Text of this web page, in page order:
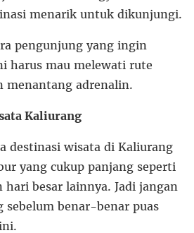
menarik untuk dikunjungi.
pengunjung yang ingin
harus mau melewati rute
menantang adrenalin.
Kaliurang
destinasi wisata di Kaliurang
yang cukup panjang seperti
besar lainnya. Jadi jangan
sebelum benar-benar puas